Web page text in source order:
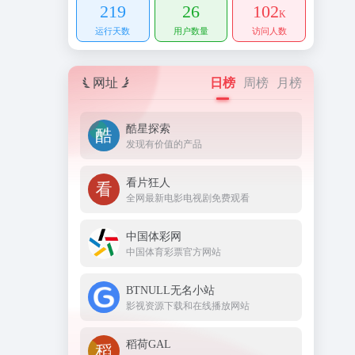
219
运行天数
26
用户数量
102K
访问人数
网址 日榜 周榜 月榜
酷星探索
发现有价值的产品
看片狂人
全网最新电影电视剧免费观看
中国体彩网
中国体育彩票官方网站
BTNULL无名小站
影视资源下载和在线播放网站
稻荷GAL